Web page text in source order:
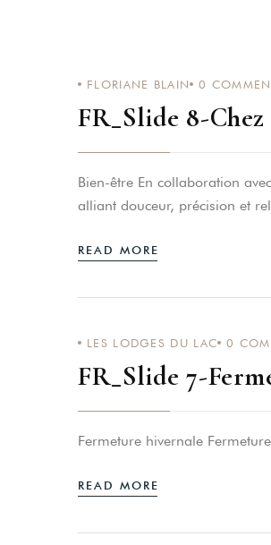
FLORIANE BLAIN 0
FR_Slide 8-
Bien-être En collaboration
alliant douceur, précision et
READ MORE
LES LODGES DU LAC 0
FR_Slide 7-
Fermeture hivernale
READ MORE